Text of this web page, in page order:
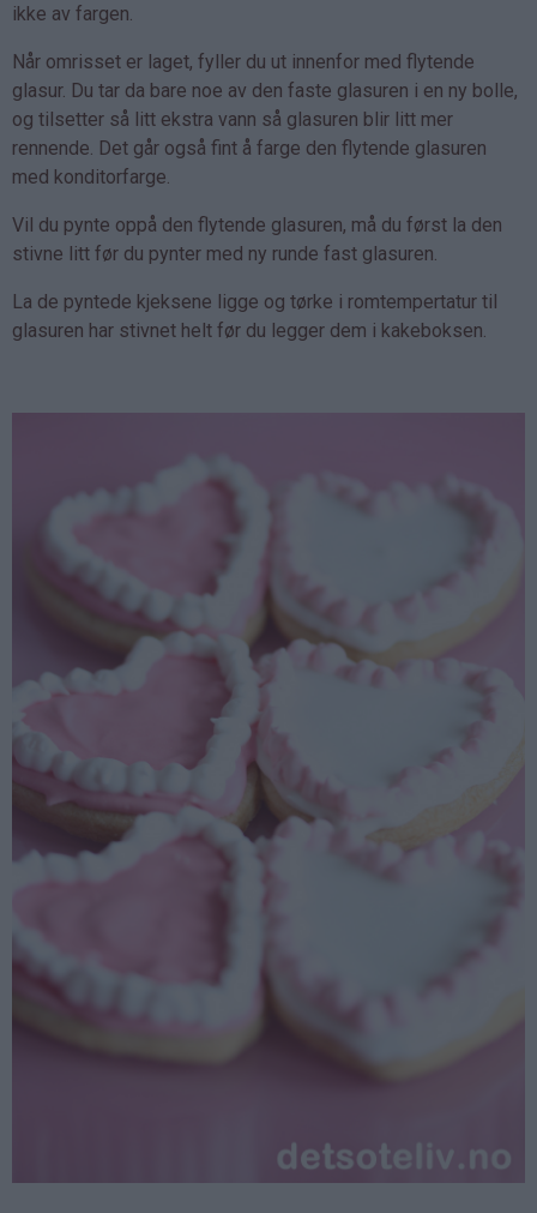
ikke av fargen.
Når omrisset er laget, fyller du ut innenfor med flytende
glasur. Du tar da bare noe av den faste glasuren i en ny bolle,
og tilsetter så litt ekstra vann så glasuren blir litt mer
rennende. Det går også fint å farge den flytende glasuren
med konditorfarge.
Vil du pynte oppå den flytende glasuren, må du først la den
stivne litt før du pynter med ny runde fast glasuren.
La de pyntede kjeksene ligge og tørke i romtempertatur til
glasuren har stivnet helt før du legger dem i kakeboksen.